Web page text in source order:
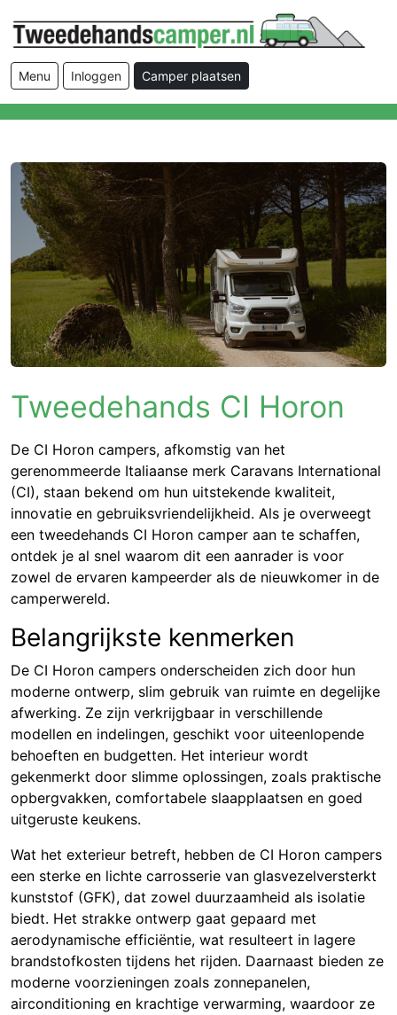
Menu Inloggen Camper plaatsen
Tweedehands CI Horon
De CI Horon campers, afkomstig van het
gerenommeerde Italiaanse merk Caravans International
(CI), staan bekend om hun uitstekende kwaliteit,
innovatie en gebruiksvriendelijkheid. Als je overweegt
een tweedehands CI Horon camper aan te schaffen,
ontdek je al snel waarom dit een aanrader is voor
zowel de ervaren kampeerder als de nieuwkomer in de
camperwereld.
Belangrijkste kenmerken
De CI Horon campers onderscheiden zich door hun
moderne ontwerp, slim gebruik van ruimte en degelijke
afwerking. Ze zijn verkrijgbaar in verschillende
modellen en indelingen, geschikt voor uiteenlopende
behoeften en budgetten. Het interieur wordt
gekenmerkt door slimme oplossingen, zoals praktische
opbergvakken, comfortabele slaapplaatsen en goed
uitgeruste keukens.
Wat het exterieur betreft, hebben de CI Horon campers
een sterke en lichte carrosserie van glasvezelversterkt
kunststof (GFK), dat zowel duurzaamheid als isolatie
biedt. Het strakke ontwerp gaat gepaard met
aerodynamische efficiëntie, wat resulteert in lagere
brandstofkosten tijdens het rijden. Daarnaast bieden ze
moderne voorzieningen zoals zonnepanelen,
airconditioning en krachtige verwarming, waardoor ze